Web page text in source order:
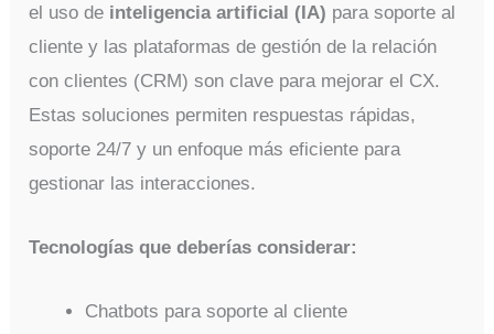
el uso de inteligencia artificial (IA) para soporte al
cliente y las plataformas de gestión de la relación
con clientes (CRM) son clave para mejorar el CX.
Estas soluciones permiten respuestas rápidas,
soporte 24/7 y un enfoque más eficiente para
gestionar las interacciones.
Tecnologías que deberías considerar:
Chatbots para soporte al cliente